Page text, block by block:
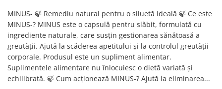
MINUS- 🍃 Remediu natural pentru o siluetă ideală 🍃 Ce este
MINUS-? MINUS este o capsulă pentru slăbit, formulată cu
ingrediente naturale, care susțin gestionarea sănătoasă a
greutății. Ajută la scăderea apetitului și la controlul greutății
corporale. Produsul este un supliment alimentar.
Suplimentele alimentare nu înlocuiesc o dietă variată și
echilibrată. 🍃 Cum acționează MINUS-? Ajută la eliminarea...